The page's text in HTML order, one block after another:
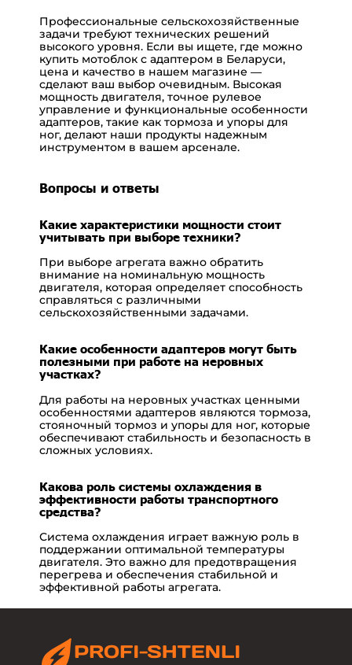
Профессиональные сельскохозяйственные
задачи требуют технических решений
высокого уровня. Если вы ищете, где можно
купить мотоблок с адаптером в Беларуси,
цена и качество в нашем магазине —
сделают ваш выбор очевидным. Высокая
мощность двигателя, точное рулевое
управление и функциональные особенности
адаптеров, такие как тормоза и упоры для
ног, делают наши продукты надежным
инструментом в вашем арсенале.
Вопросы и ответы
Какие характеристики мощности стоит
учитывать при выборе техники?
При выборе агрегата важно обратить
внимание на номинальную мощность
двигателя, которая определяет способность
справляться с различными
сельскохозяйственными задачами.
Какие особенности адаптеров могут быть
полезными при работе на неровных
участках?
Для работы на неровных участках ценными
особенностями адаптеров являются тормоза,
стояночный тормоз и упоры для ног, которые
обеспечивают стабильность и безопасность в
сложных условиях.
Какова роль системы охлаждения в
эффективности работы транспортного
средства?
Система охлаждения играет важную роль в
поддержании оптимальной температуры
двигателя. Это важно для предотвращения
перегрева и обеспечения стабильной и
эффективной работы агрегата.